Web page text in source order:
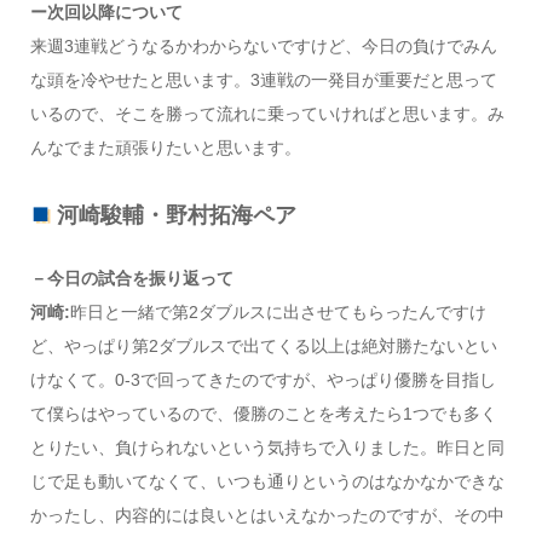
ー次回以降について
来週3連戦どうなるかわからないですけど、今日の負けでみん
な頭を冷やせたと思います。3連戦の一発目が重要だと思って
いるので、そこを勝って流れに乗っていければと思います。み
んなでまた頑張りたいと思います。
河崎駿輔・野村拓海ペア
－今日の試合を振り返って
河崎:昨日と一緒で第2ダブルスに出させてもらったんですけ
ど、やっぱり第2ダブルスで出てくる以上は絶対勝たないとい
けなくて。0-3で回ってきたのですが、やっぱり優勝を目指し
て僕らはやっているので、優勝のことを考えたら1つでも多く
とりたい、負けられないという気持ちで入りました。昨日と同
じで足も動いてなくて、いつも通りというのはなかなかできな
かったし、内容的には良いとはいえなかったのですが、その中